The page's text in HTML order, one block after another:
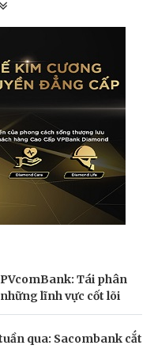
Tái phân
lĩnh vực cốt lõi
qua: Sacombank cắt